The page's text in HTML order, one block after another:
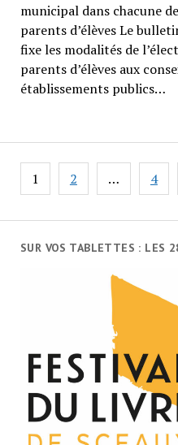
SUR VOS TABLETTES : LES
municipal dans chacune
parents d’élèves Le
fixe les modalités de
parents d’élèves aux
établissements publics…
Navigation
des
1 2 … 4